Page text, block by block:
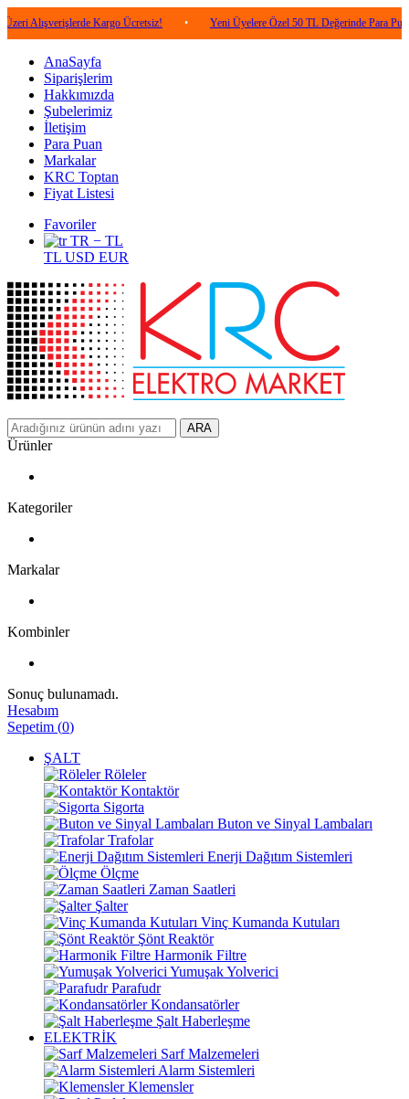
Kargo Ücretsiz! • Yeni Üyelere Özel 50 TL Değerinde Para Puan! •
AnaSayfa
Siparişlerim
Hakkımızda
Şubelerimiz
İletişim
Para Puan
Markalar
KRC Toptan
Fiyat Listesi
Favoriler
TR − TL
TL USD EUR
ARA
Ürünler
Kategoriler
Markalar
Kombinler
Sonuç bulunamadı.
Hesabım
Sepetim (0)
ŞALT
Röleler
Kontaktör
Sigorta
Buton ve Sinyal Lambaları
Trafolar
Enerji Dağıtım Sistemleri
Ölçme
Zaman Saatleri
Şalter
Vinç Kumanda Kutuları
Şönt Reaktör
Harmonik Filtre
Yumuşak Yolverici
Parafudr
Kondansatörler
Şalt Haberleşme
ELEKTRİK
Sarf Malzemeleri
Alarm Sistemleri
Klemensler